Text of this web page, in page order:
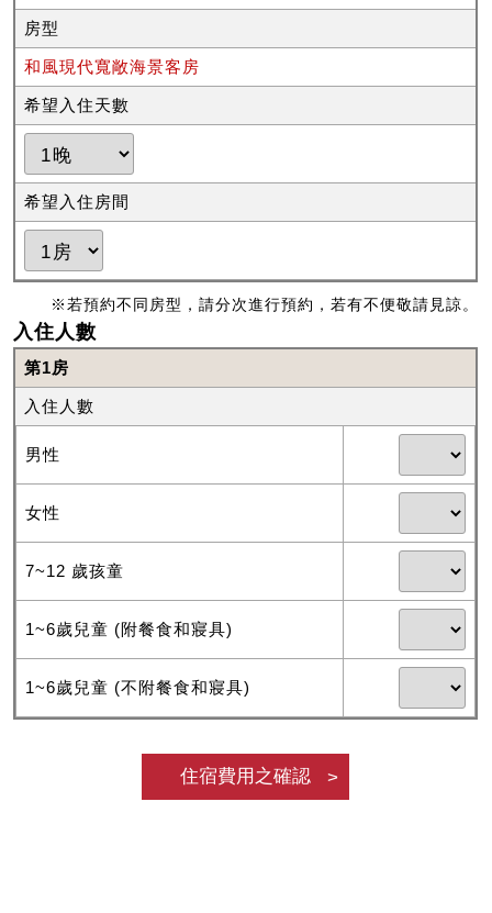
房型
和風現代寬敞海景客房
希望入住天數
希望入住房間
※若預約不同房型，請分次進行預約，若有不便敬請見諒。
入住人數
第1房
入住人數
男性
女性
7~12 歲孩童
1~6歲兒童 (附餐食和寢具)
1~6歲兒童 (不附餐食和寢具)
住宿費用之確認